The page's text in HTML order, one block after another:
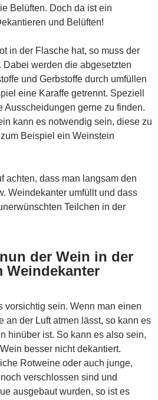
Belüften. Doch da ist ein
und Belüften!
in der Flasche hat, so muss der
werden die abgesetzten
und Gerbstoffe durch umfüllen
eine Karaffe getrennt. Speziell
Ausscheidungen gerne zu finden.
kann es notwendig sein, diese zu
Beispiel ein Weinstein
achten, dass man langsam den
Weindekanter umfüllt und dass
Teilchen in der
der Wein in der
Weindekanter
vorsichtig sein. Wenn man einen
an der Luft atmen lässt, so kann es
hinüber ist. So kann es also sein,
besser nicht dekantiert.
Rotweine oder auch junge,
verschlossen sind und
ausgebaut wurden, so ist es